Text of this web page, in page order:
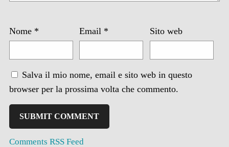
Nome * Email * Sito web
Salva il mio nome, email e sito web in questo
browser per la prossima volta che commento.
Comments RSS Feed